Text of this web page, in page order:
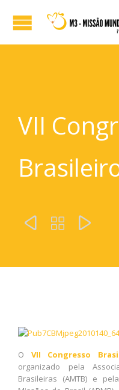
VII
  
O VII Congresso
organizado pela
Brasileiras (AMTB) e